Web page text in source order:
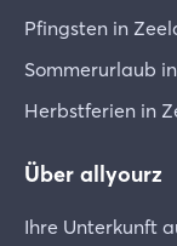
Pfingsten in
Sommerurlaub
Herbstferien in
Über allyourz
Ihre Unterkunft